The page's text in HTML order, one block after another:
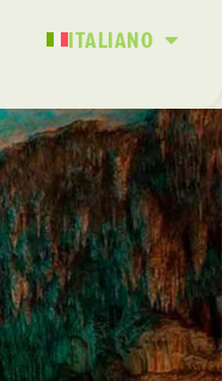
ITALIANO